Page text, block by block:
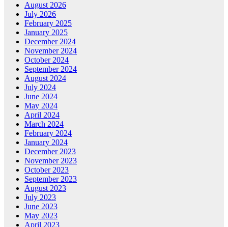
August 2026
July 2026
February 2025
January 2025
December 2024
November 2024
October 2024
September 2024
August 2024
July 2024
June 2024
May 2024
April 2024
March 2024
February 2024
January 2024
December 2023
November 2023
October 2023
September 2023
August 2023
July 2023
June 2023
May 2023
April 2023